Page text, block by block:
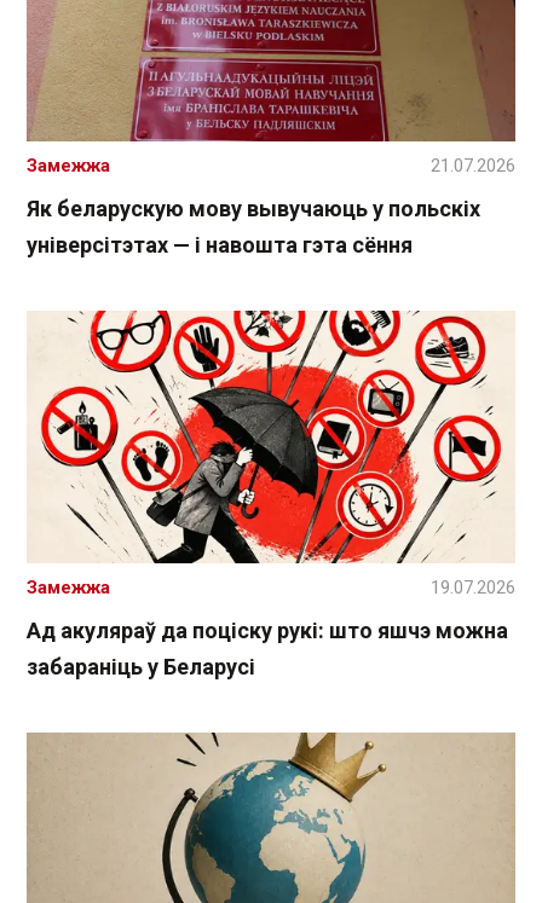
Як беларускую мову вывучаюць у польскіх
універсітэтах — і навошта гэта сёння
Замежжа 21.07.2026
Ад акуляраў да поціску рукі: што яшчэ можна
забараніць у Беларусі
Замежжа 19.07.2026